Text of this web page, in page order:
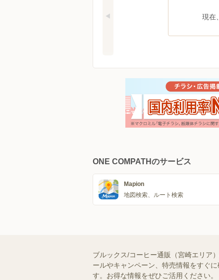
現在
ONE COMPATHのサービス
Mapion
地図検索、ルート検索
ブルックス/コーヒー通販（宮崎エリア
ールやキャンペーン、特売情報をすぐ
す。お得な情報をぜひご活用ください。